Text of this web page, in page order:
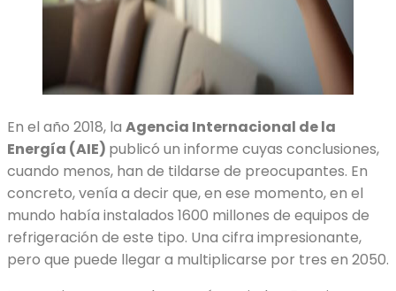
En el año 2018, la Agencia Internacional de la
Energía (AIE) publicó un informe cuyas conclusiones,
cuando menos, han de tildarse de preocupantes. En
concreto, venía a decir que, en ese momento, en el
mundo había instalados 1600 millones de equipos de
refrigeración de este tipo. Una cifra impresionante,
pero que puede llegar a multiplicarse por tres en 2050.